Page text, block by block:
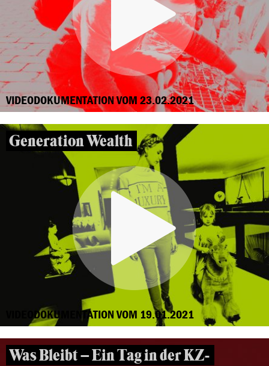
VIDEODOKUMENTATION VOM 23.02.2021
Generation Wealth
VIDEODOKUMENTATION VOM 19.01.2021
Was Bleibt – Ein Tag in der KZ-